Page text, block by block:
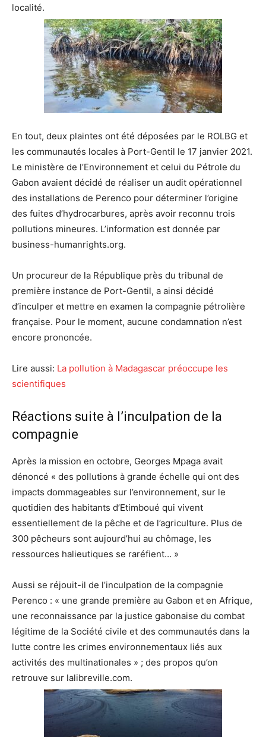
localité.
En tout, deux plaintes ont été déposées par le ROLBG et
les communautés locales à Port-Gentil le 17 janvier 2021.
Le ministère de l’Environnement et celui du Pétrole du
Gabon avaient décidé de réaliser un audit opérationnel
des installations de Perenco pour déterminer l’origine
des fuites d’hydrocarbures, après avoir reconnu trois
pollutions mineures. L’information est donnée par
business-humanrights.org.
Un procureur de la République près du tribunal de
première instance de Port-Gentil, a ainsi décidé
d’inculper et mettre en examen la compagnie pétrolière
française. Pour le moment, aucune condamnation n’est
encore prononcée.
Lire aussi: La pollution à Madagascar préoccupe les
scientifiques
Réactions suite à l’inculpation de la
compagnie
Après la mission en octobre, Georges Mpaga avait
dénoncé « des pollutions à grande échelle qui ont des
impacts dommageables sur l’environnement, sur le
quotidien des habitants d’Etimboué qui vivent
essentiellement de la pêche et de l’agriculture. Plus de
300 pêcheurs sont aujourd’hui au chômage, les
ressources halieutiques se raréfient… »
Aussi se réjouit-il de l’inculpation de la compagnie
Perenco : « une grande première au Gabon et en Afrique,
une reconnaissance par la justice gabonaise du combat
légitime de la Société civile et des communautés dans la
lutte contre les crimes environnementaux liés aux
activités des multinationales » ; des propos qu’on
retrouve sur lalibreville.com.